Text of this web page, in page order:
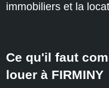
immobiliers et la
Ce qu'il faut
louer à FIRMINY